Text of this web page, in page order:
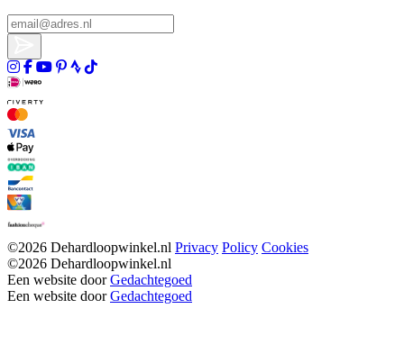
©2026 Dehardloopwinkel.nl Privacy Policy Cookies
©2026 Dehardloopwinkel.nl
Een website doorGedachtegoed
Een website doorGedachtegoed